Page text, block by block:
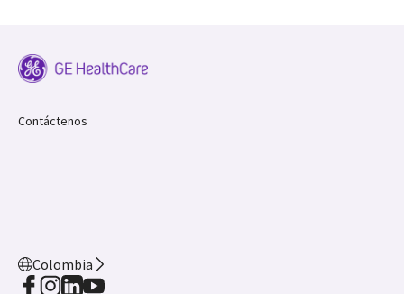
Contáctenos
Colombia